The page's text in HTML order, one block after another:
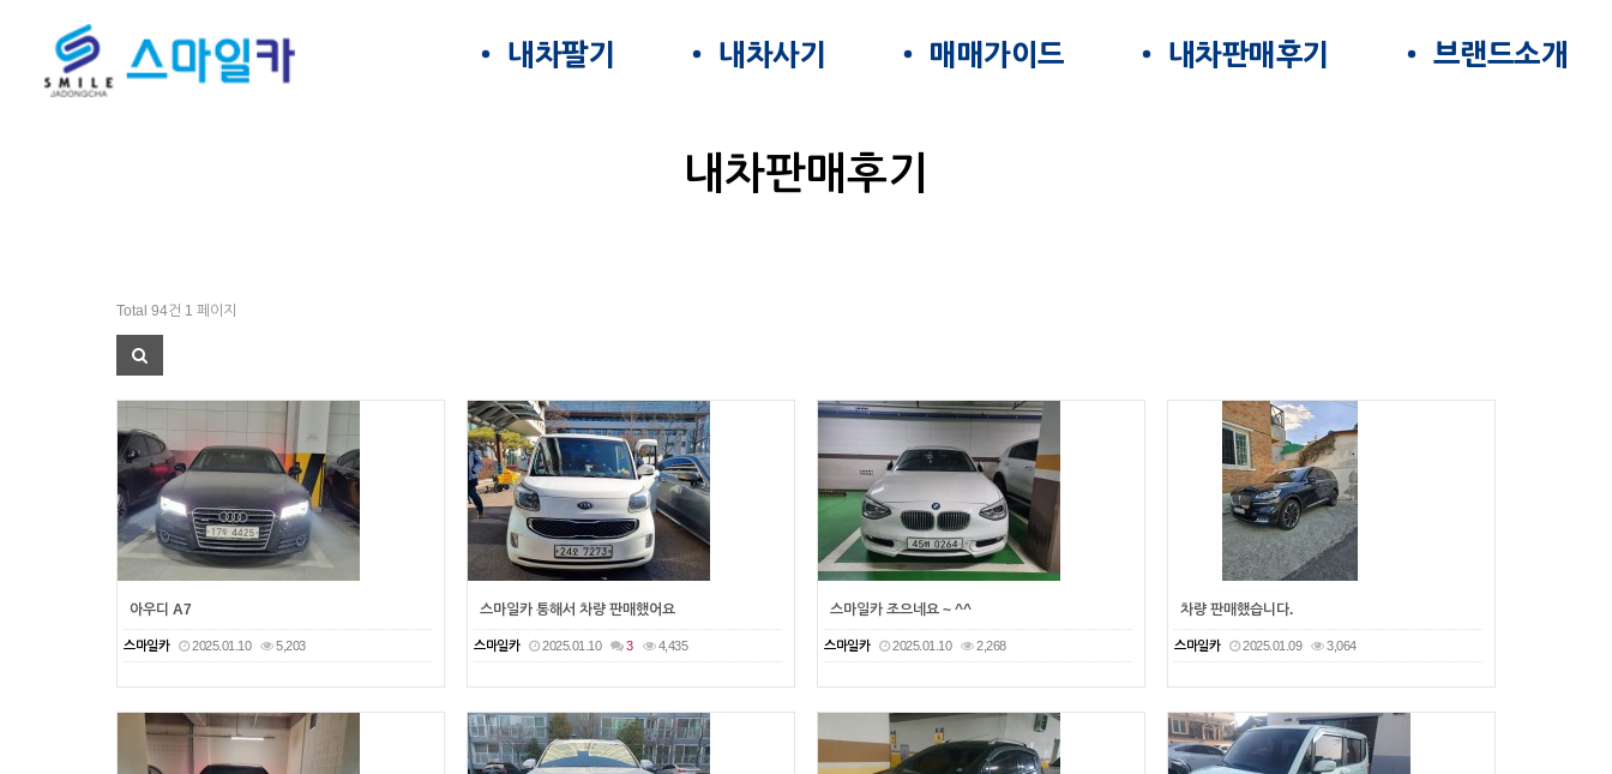
내차팔기 내차사기 매매가이드 내차판매후기 브랜드소개
내차판매후기
Total 94건 1 페이지
아우디 A7
스마일카 2025.01.10 5,203
스마일카 통해서 차량 판매했어요
스마일카 2025.01.10 3 4,435
스마일카 조으네요 ~ ^^
스마일카 2025.01.10 2,268
차량 판매했습니다.
스마일카 2025.01.09 3,064